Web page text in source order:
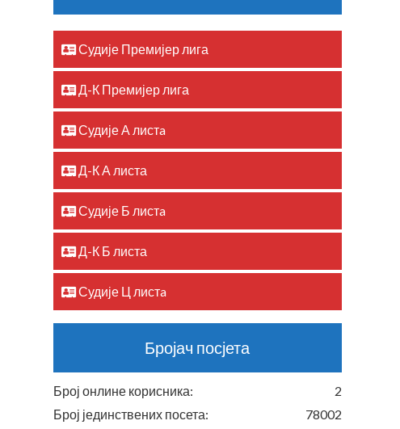
Судије Премијер лига
Д-К Премијер лига
Судије А листa
Д-К А листа
Судије Б листa
Д-К Б листа
Судије Ц листa
Бројач посјета
Број онлине корисника:
2
Број јединствених посета:
78002